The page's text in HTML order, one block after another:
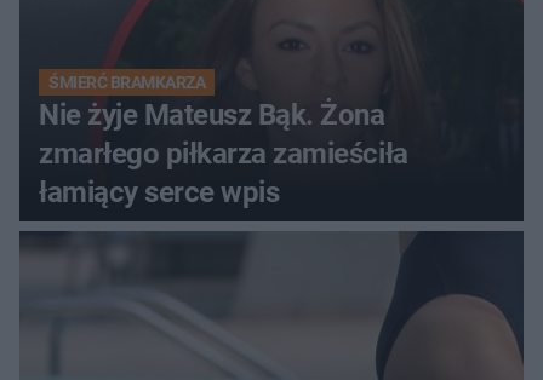
ŚMIERĆ BRAMKARZA
Nie żyje Mateusz Bąk. Żona
zmarłego piłkarza zamieściła
łamiący serce wpis